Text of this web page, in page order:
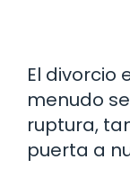
El divorcio
menudo
ruptura,
puerta a